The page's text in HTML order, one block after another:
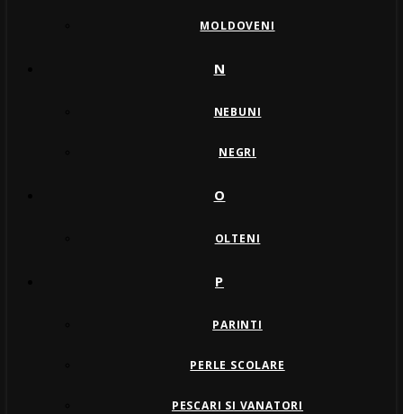
MOLDOVENI
N
NEBUNI
NEGRI
O
OLTENI
P
PARINTI
PERLE SCOLARE
PESCARI SI VANATORI